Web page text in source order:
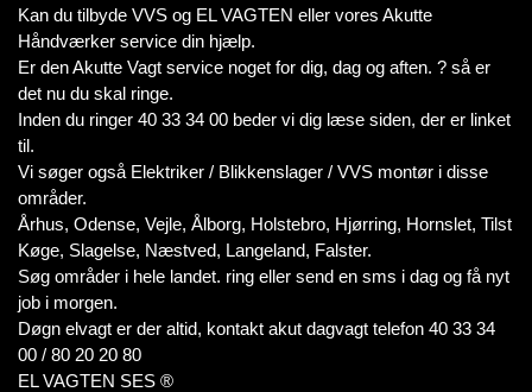
Kan du tilbyde VVS og EL VAGTEN eller vores Akutte
Håndværker service din hjælp.
Er den Akutte Vagt service noget for dig, dag og aften. ? så er
det nu du skal ringe.
Inden du ringer 40 33 34 00 beder vi dig læse siden, der er linket
til.
Vi søger også Elektriker / Blikkenslager / VVS montør i disse
områder.
Århus, Odense, Vejle, Ålborg, Holstebro, Hjørring, Hornslet, Tilst
Køge, Slagelse, Næstved, Langeland, Falster.
Søg områder i hele landet. ring eller send en sms i dag og få nyt
job i morgen.
Døgn elvagt er der altid, kontakt akut dagvagt telefon 40 33 34
00 / 80 20 20 80
EL VAGTEN SES ®